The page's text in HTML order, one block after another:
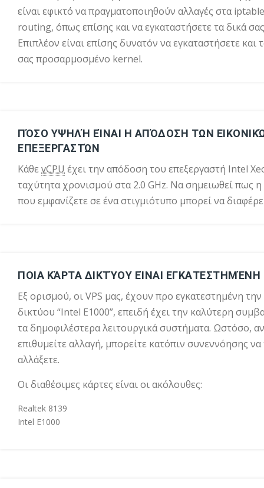
είναι εφικτό να πραγματοποιηθούν αλλαγές στα
routing, όπως επίσης και να εγκαταστήσετε τα δικά
Επιπλέον είναι επίσης δυνατόν να εγκαταστήσετε και
σας προσαρμοσμένο kernel.
ΠΌΣΟ ΥΨΗΛΉ ΕΊΝΑΙ Η ΑΠΌΔΟΣΗ ΤΩΝ
ΕΠΕΞΕΡΓΑΣΤΏΝ
Κάθε vCPU έχει την απόδοση του επεξεργαστή Intel
ταχύτητα χρονισμού στα 2.0 GHz. Να σημειωθεί πως
που εμφανίζετε σε ένα στιγμιότυπο μπορεί να
ΠΟΙΑ ΚΆΡΤΑ ΔΙΚΤΎΟΥ ΕΊΝΑΙ ΕΓΚΑΤΕΣΤΗΜΈΝΗ
Εξ ορισμού, οι VPS μας, έχουν προ εγκατεστημένη
δικτύου “Intel E1000”, επειδή έχει την καλύτερη
τα δημοφιλέστερα λειτουργικά συστήματα. Ωστόσο, αν
επιθυμείτε αλλαγή, μπορείτε κατόπιν συνεννόησης να
αλλάξετε.
Οι διαθέσιμες κάρτες είναι οι ακόλουθες:
Realtek 8139
Intel E1000